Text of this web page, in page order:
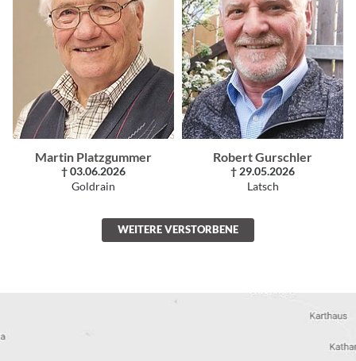
Martin Platzgummer
† 03.06.2026
Goldrain
Robert Gurschler
† 29.05.2026
Latsch
WEITERE VERSTORBENE